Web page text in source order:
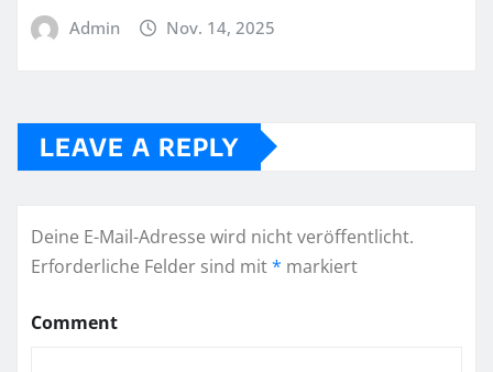
Admin Nov. 14, 2025
LEAVE A REPLY
Deine E-Mail-Adresse wird nicht veröffentlicht.
Erforderliche Felder sind mit* markiert
Comment